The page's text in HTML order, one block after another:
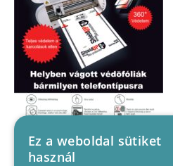
Ez a weboldal sütiket
használ